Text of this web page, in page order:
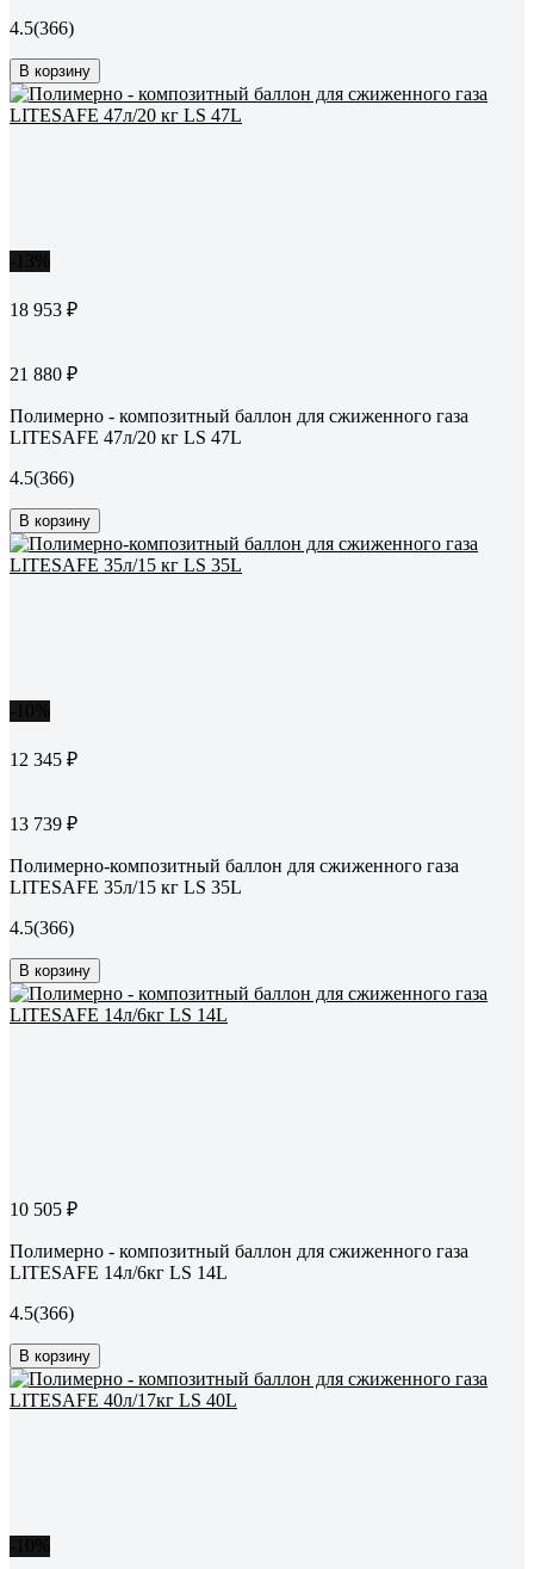
4.5(366)
В корзину
18 953 ₽
21 880 ₽
Полимерно - композитный баллон для сжиженного газа
LITESAFE 47л/20 кг LS 47L
4.5(366)
В корзину
12 345 ₽
13 739 ₽
Полимерно-композитный баллон для сжиженного газа
LITESAFE 35л/15 кг LS 35L
4.5(366)
В корзину
10 505 ₽
Полимерно - композитный баллон для сжиженного газа
LITESAFE 14л/6кг LS 14L
4.5(366)
В корзину